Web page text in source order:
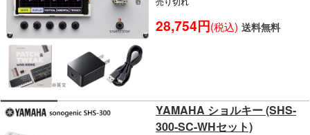
28,754円(税込) 送料無料
YAMAHA ショルキー (SHS-
300-SC-WHセット)